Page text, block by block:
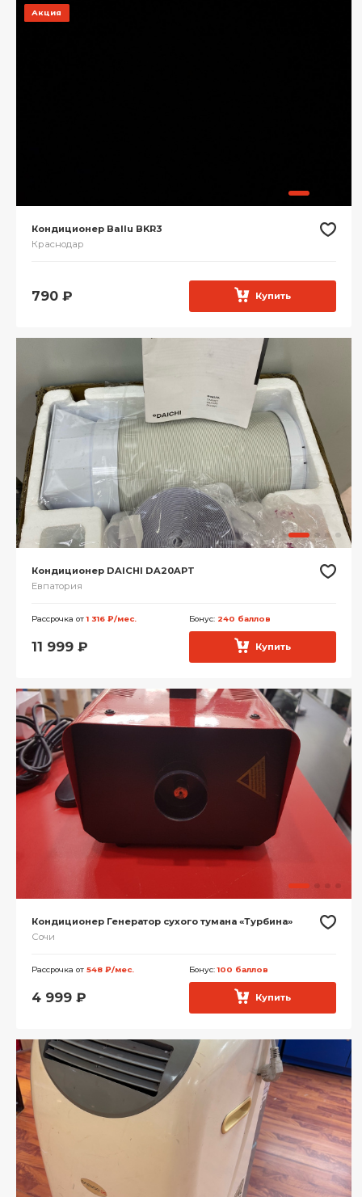
Акция
Кондиционер Ballu BKR3
Краснодар
790 ₽ Купить
Кондиционер DAICHI DA20APT
Евпатория
Рассрочка от1 316 ₽/мес. Бонус: 240 баллов
11 999 ₽ Купить
Кондиционер Генератор сухого тумана «Турбина»
Сочи
Рассрочка от 548 ₽/мес. Бонус:100 баллов
4 999 ₽ Купить